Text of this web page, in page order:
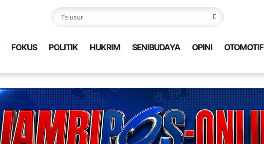
FOKUS POLITIK HUKRIM SENIBUDAYA OPINI OTOMOTIF